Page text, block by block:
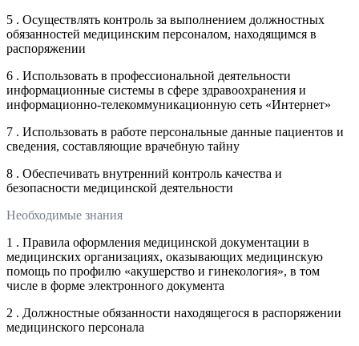
5 . Осуществлять контроль за выполнением должностных
обязанностей медицинским персоналом, находящимся в
распоряжении
6 . Использовать в профессиональной деятельности
информационные системы в сфере здравоохранения и
информационно-телекоммуникационную сеть «Интернет»
7 . Использовать в работе персональные данные пациентов и
сведения, составляющие врачебную тайну
8 . Обеспечивать внутренний контроль качества и
безопасности медицинской деятельности
Необходимые знания
1 . Правила оформления медицинской документации в
медицинских организациях, оказывающих медицинскую
помощь по профилю «акушерство и гинекология», в том
числе в форме электронного документа
2 . Должностные обязанности находящегося в распоряжении
медицинского персонала